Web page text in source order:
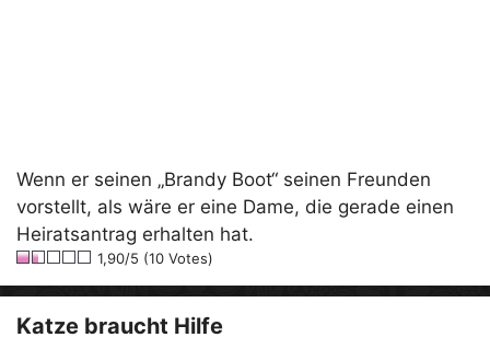
Wenn er seinen „Brandy Boot“ seinen Freunden
vorstellt, als wäre er eine Dame, die gerade einen
Heiratsantrag erhalten hat.
1,90/5 (10 Votes)
Katze braucht Hilfe